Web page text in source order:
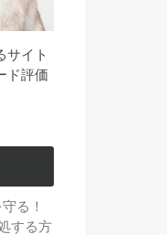
サイト
ド評価
る！
する方